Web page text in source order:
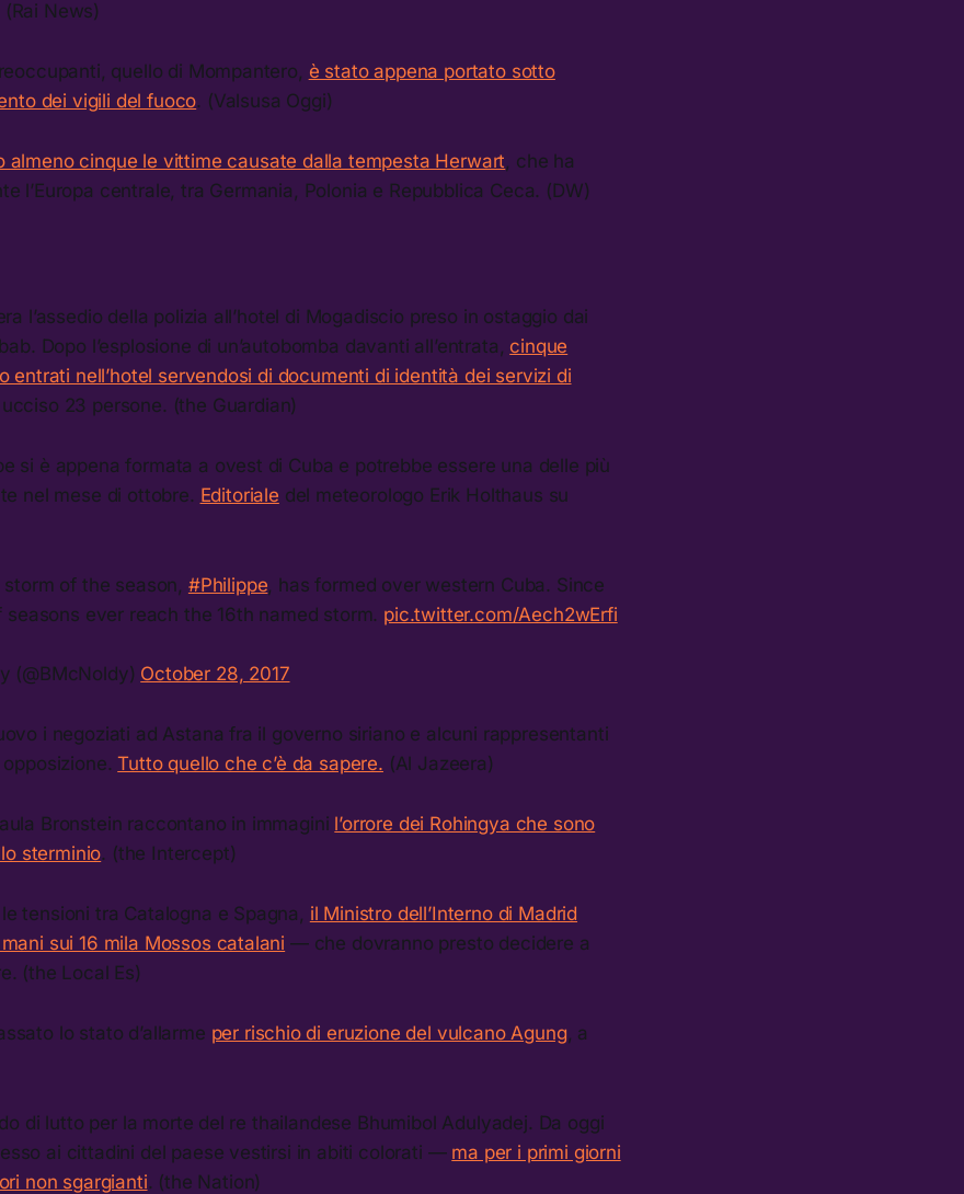
News)
quello di Mompantero, è stato appena portato sotto
dei vigili del fuoco. (Valsusa Oggi)
almeno cinque le vittime causate dalla tempesta Herwart , che ha
l’Europa centrale, tra Germania, Polonia e Repubblica Ceca. (DW)
l’assedio della polizia all’hotel di Mogadiscio preso in ostaggio dai
Dopo l’esplosione di un’autobomba davanti all’entrata, cinque
entrati nell’hotel servendosi di documenti di identità dei servizi di
ucciso 23 persone. (the Guardian)
si è appena formata a ovest di Cuba e potrebbe essere una delle più
nel mese di ottobre. Editoriale del meteorologo Erik Holthaus su
of the season, #Philippe , has formed over western Cuba. Since
seasons ever reach the 16th named storm. pic.twitter.com/Aech2wErfi
(@BMcNoldy) October 28, 2017
i negoziati ad Astana fra il governo siriano e alcuni rappresentanti
opposizione.Tutto quello che c’è da sapere. (Al Jazeera)
Bronstein raccontano in immagini l’orrore dei Rohingya che sono
sterminio. (the Intercept)
tensioni tra Catalogna e Spagna, il Ministro dell’Interno di Madrid
sui 16 mila Mossos catalani — che dovranno presto decidere a
(the Local Es)
lo stato d’allarme per rischio di eruzione del vulcano Agung , a
di lutto per la morte del re thailandese Bhumibol Adulyadej. Da oggi
ai cittadini del paese vestirsi in abiti colorati — ma per i primi giorni
non sgargianti. (the Nation)